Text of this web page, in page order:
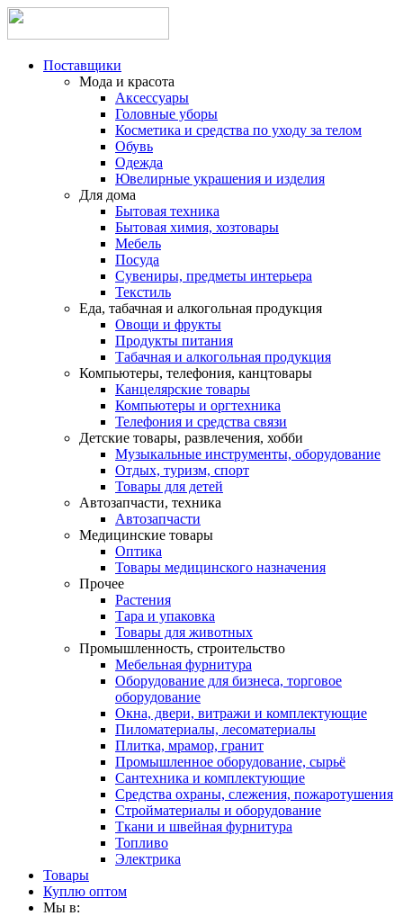
Поставщики
Мода и красота
Аксессуары
Головные уборы
Косметика и средства по уходу за телом
Обувь
Одежда
Ювелирные украшения и изделия
Для дома
Бытовая техника
Бытовая химия, хозтовары
Мебель
Посуда
Сувениры, предметы интерьера
Текстиль
Еда, табачная и алкогольная продукция
Овощи и фрукты
Продукты питания
Табачная и алкогольная продукция
Компьютеры, телефония, канцтовары
Канцелярские товары
Компьютеры и оргтехника
Телефония и средства связи
Детские товары, развлечения, хобби
Музыкальные инструменты, оборудование
Отдых, туризм, спорт
Товары для детей
Автозапчасти, техника
Автозапчасти
Медицинские товары
Оптика
Товары медицинского назначения
Прочее
Растения
Тара и упаковка
Товары для животных
Промышленность, строительство
Мебельная фурнитура
Оборудование для бизнеса, торговое
оборудование
Окна, двери, витражи и комплектующие
Пиломатериалы, лесоматериалы
Плитка, мрамор, гранит
Промышленное оборудование, сырьё
Сантехника и комплектующие
Средства охраны, слежения, пожаротушения
Стройматериалы и оборудование
Ткани и швейная фурнитура
Топливо
Электрика
Товары
Куплю оптом
Мы в: